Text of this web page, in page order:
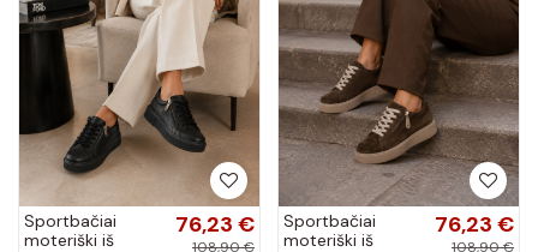
Sportbačiai
moteriški iš
76,23 €
108,90 €
Sportbačiai
moteriški iš
76,23 €
108,90 €